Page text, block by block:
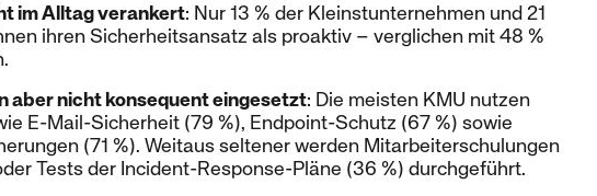
im Alltag verankert: Nur 13 % der Kleinstunternehmen und 21
ihren Sicherheitsansatz als proaktiv – verglichen mit 48 %
aber nicht konsequent eingesetzt: Die meisten KMU nutzen
E-Mail-Sicherheit (79 %), Endpoint-Schutz (67 %) sowie
(71 %). Weitaus seltener werden Mitarbeiterschulungen
Tests der Incident-Response-Pläne (36 %) durchgeführt.